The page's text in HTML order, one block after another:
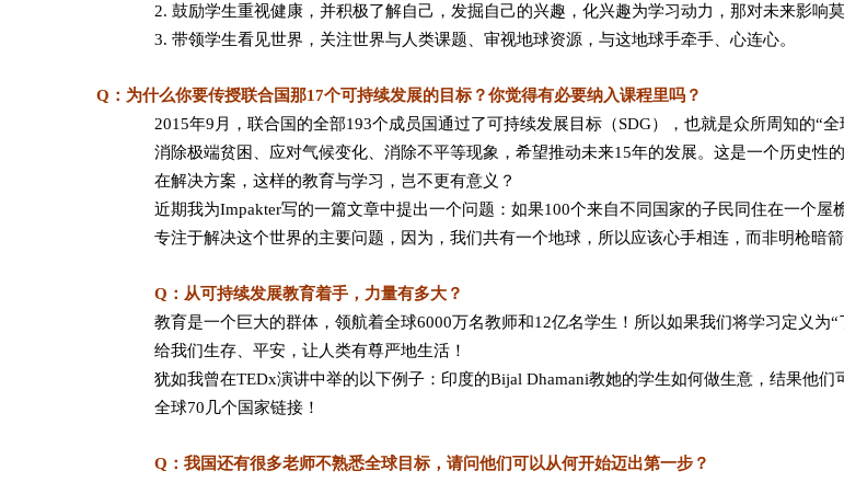
2. 鼓励学生重视健康，并积极了解自己，发掘自己的兴趣，化兴趣为学习动力，那对未来影响莫
3. 带领学生看见世界，关注世界与人类课题、审视地球资源，与这地球手牵手、心连心。
Q：为什么你要传授联合国那17个可持续发展的目标？你觉得有必要纳入课程里吗？
2015年9月，联合国的全部193个成员国通过了可持续发展目标（SDG），也就是众所周知的“
消除极端贫困、应对气候变化、消除不平等现象，希望推动未来15年的发展。这是一个历史性
在解决方案，这样的教育与学习，岂不更有意义？
近期我为Impakter写的一篇文章中提出一个问题：如果100个来自不同国家的子民同住在一个
专注于解决这个世界的主要问题，因为，我们共有一个地球，所以应该心手相连，而非明枪暗箭
Q：从可持续发展教育着手，力量有多大？
教育是一个巨大的群体，领航着全球6000万名教师和12亿名学生！所以如果我们将学习定义
给我们生存、平安，让人类有尊严地生活！
犹如我曾在TEDx演讲中举的以下例子：印度的Bijal Dhamani教她的学生如何做生意，结果他
全球70几个国家链接！
Q：我国还有很多老师不熟悉全球目标，请问他们可以从何开始迈出第一步？